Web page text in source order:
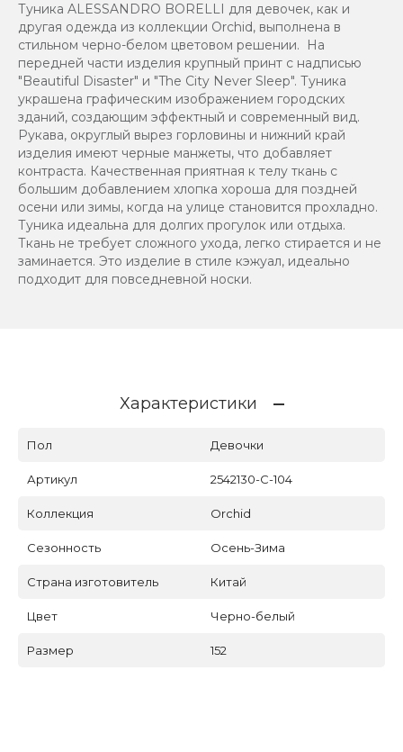
Туника ALESSANDRO BORELLI для девочек, как и
другая одежда из коллекции Orchid, выполнена в
стильном черно-белом цветовом решении. На
передней части изделия крупный принт с надписью
"Beautiful Disaster" и "The City Never Sleep". Туника
украшена графическим изображением городских
зданий, создающим эффектный и современный вид.
Рукава, округлый вырез горловины и нижний край
изделия имеют черные манжеты, что добавляет
контраста. Качественная приятная к телу ткань с
большим добавлением хлопка хороша для поздней
осени или зимы, когда на улице становится прохладно.
Туника идеальна для долгих прогулок или отдыха.
Ткань не требует сложного ухода, легко стирается и не
заминается. Это изделие в стиле кэжуал, идеально
подходит для повседневной носки.
Характеристики
Пол Девочки
Артикул 2542130-C-104
Коллекция Orchid
Сезонность Осень-Зима
Страна изготовитель Китай
Цвет Черно-белый
Размер 152